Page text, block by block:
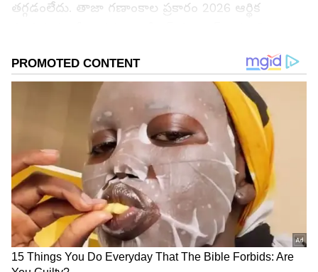
తగ్గడంలేదు. తాజా గణాంకాల ప్రకారం 2026 ఆర్థిక
కమ్యూటర్ బైక్‌ల వాటానే ఎక్కువట. మరి తక్కువ ధర,
అద్భుతమైన మైలేజ్, తక్కువ నిర్వహణ ఖర్చుతో లభించే
బెస్ట్ బైక్స్ ఏవో చూద్దాం.
గూగుల్‌లో ఆసక్తికరమైన సమాచారం కోసం ఏసియానెట్ తెలుగు
ను మీ ఫ్రిఫర్డ్ సోర్స్ గా ఎంచుకోండి